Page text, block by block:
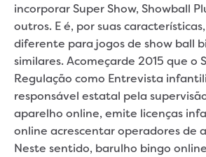
incorporar Super Show, Showball
outros. E é, por suas
diferente para jogos de show ball
similares. Acomeçarde 2015 que o
Regulação como Entrevista
responsável estatal pela
aparelho online, emite licenças
online acrescentar operadores de
Neste sentido, barulho bingo